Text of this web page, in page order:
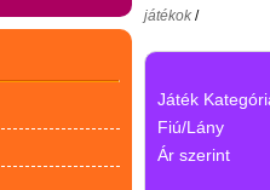
játékok /
Játék
Fiú/Lány
Ár szerint